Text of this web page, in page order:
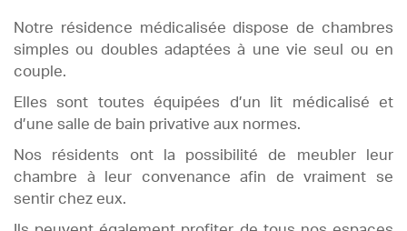
Notre résidence médicalisée dispose de chambres
simples ou doubles adaptées à une vie seul ou en
couple.
Elles sont toutes équipées d’un lit médicalisé et
d’une salle de bain privative aux normes.
Nos résidents ont la possibilité de meubler leur
chambre à leur convenance afin de vraiment se
sentir chez eux.